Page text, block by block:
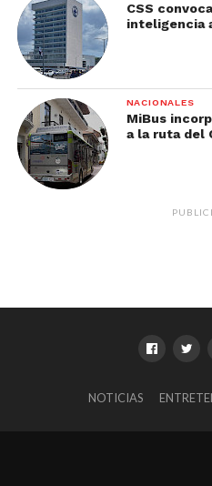
CSS
inteligencia
NACIONALES
MiBus
a la ruta del
NOTICIAS